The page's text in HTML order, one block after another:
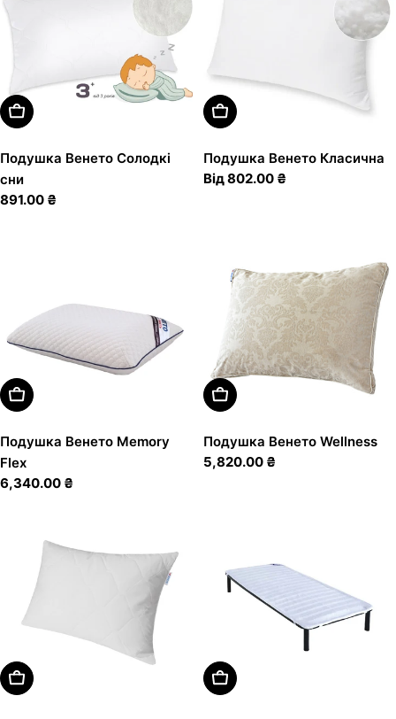
Додати В Кошик
Подушка Венето Солодкі
сни
Звичайна
891.00 ₴
Оберіть Варіанти
Подушка Венето Класична
Звичайна
Від 802.00 ₴
Додати В Кошик
Подушка Венето Memory
Flex
Звичайна
6,340.00 ₴
Додати В Кошик
Подушка Венето Wellness
Звичайна
5,820.00 ₴
Додати В Кошик Оберіть Варіанти